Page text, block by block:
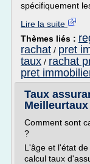
spécifiquement
Lire la suite
Thèmes liés :
rachat / pret
taux / rachat
pret
Taux
Meilleurtaux
Comment sont
?
L'âge et l'état
calcul taux